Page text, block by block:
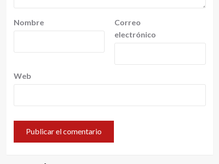
Nombre
Correo
electrónico
Web